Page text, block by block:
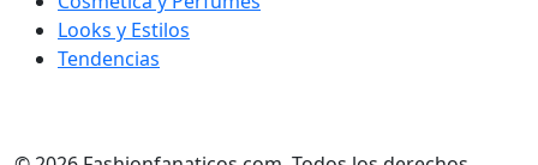
Looks y Estilos
Tendencias